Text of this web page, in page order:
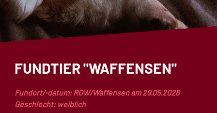
FUNDTIER "WAFFENSEN"
Fundort/-datum: ROW/Waffensen am 29.05.2026
Geschlecht: weiblich